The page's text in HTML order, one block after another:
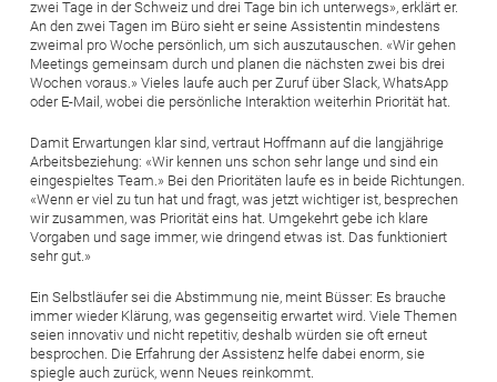
zwei Tage in der Schweiz und drei Tage bin ich unterwegs», erklärt er.
An den zwei Tagen im Büro sieht er seine Assistentin mindestens
zweimal pro Woche persönlich, um sich auszutauschen. «Wir gehen
Meetings gemeinsam durch und planen die nächsten zwei bis drei
Wochen voraus.» Vieles laufe auch per Zuruf über Slack, WhatsApp
oder E-Mail, wobei die persönliche Interaktion weiterhin Priorität hat.
Damit Erwartungen klar sind, vertraut Hoffmann auf die langjährige
Arbeitsbeziehung: «Wir kennen uns schon sehr lange und sind ein
eingespieltes Team.» Bei den Prioritäten laufe es in beide Richtungen.
«Wenn er viel zu tun hat und fragt, was jetzt wichtiger ist, besprechen
wir zusammen, was Priorität eins hat. Umgekehrt gebe ich klare
Vorgaben und sage immer, wie dringend etwas ist. Das funktioniert
sehr gut.»
Ein Selbstläufer sei die Abstimmung nie, meint Büsser: Es brauche
immer wieder Klärung, was gegenseitig erwartet wird. Viele Themen
seien innovativ und nicht repetitiv, deshalb würden sie oft erneut
besprochen. Die Erfahrung der Assistenz helfe dabei enorm, sie
spiegle auch zurück, wenn Neues reinkommt.